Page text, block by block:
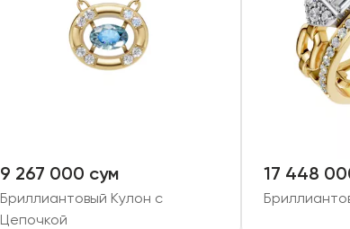
9 267 000 сум
Бриллиантовый Кулон с
Цепочкой
17 448